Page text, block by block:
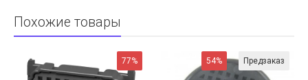
Похожие товары
77% 54% Предзаказ